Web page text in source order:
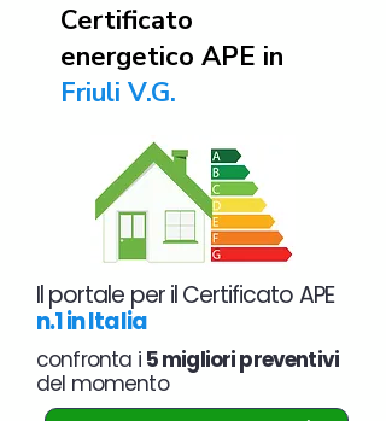
Certificato
energetico APE in
Friuli V.G.
Il portale per il Certificato APE
n.1 in Italia
confronta i 5 migliori preventivi
del momento